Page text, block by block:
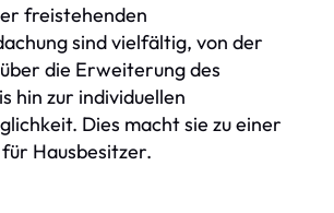
freistehenden
sind vielfältig, von der
die Erweiterung des
hin zur individuellen
Dies macht sie zu einer
Hausbesitzer.